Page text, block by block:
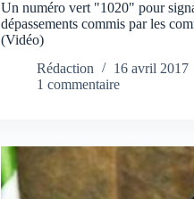
Un numéro vert "1020" pour
dépassements commis par les
(Vidéo)
Rédaction
16 avril 2017
1 commentaire